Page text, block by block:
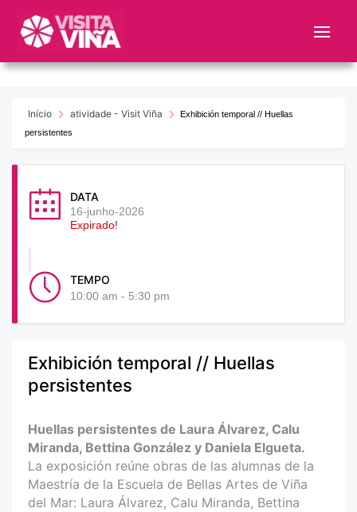
este
web
sistemaInício atividade - Visit Viña
Exhibición temporal // Huellas
persistentes
DATA
16-junho-2026
Expirado!
TEMPO
10:00 am - 5:30 pm
Exhibición temporal // Huellas
persistentes
Huellas persistentes de Laura Álvarez, Calu
Miranda, Bettina González y Daniela Elgueta.
La exposición reúne obras de las alumnas de la
Maestría de la Escuela de Bellas Artes de Viña
del Mar: Laura Álvarez, Calu Miranda, Bettina